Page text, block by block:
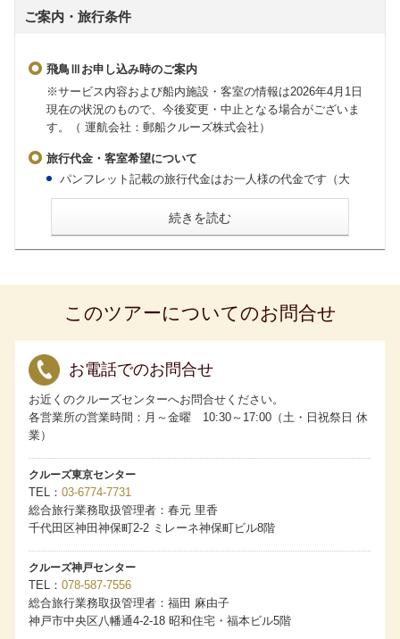
ご案内・旅行条件
飛鳥Ⅲお申し込み時のご案内
※サービス内容および船内施設・客室の情報は2026年4月1日
現在の状況のもので、今後変更・中止となる場合がございま
す。（ 運航会社：郵船クルーズ株式会社）
旅行代金・客室希望について
パンフレット記載の旅行代金はお一人様の代金です（大
会員であることが条件です。お申し込みの際には「My
ASUKA CLUB」会員番号をお知らせください。
食事のご用意はございますが、粉ミルク、離乳食、アレル
お一人様でご利用いただける客室には限りがございます。
相部屋は承っていません。
客室の3人および4人利用について
人利用が可能です。
・グランドペントハウス、キャプテンズスイート、パノラ
マスイートはスタッキングベッドを使用して3人利用が可能
です。
・アスカスイート、一部のミッドシップスイートは備え付
わらず当該クルーズのアスカバルコニーDの2名1室利用時の
お一人様分の旅行代金となります。
客室番号のご希望について
・ペントハウスクラス、スイートクラス：すべてのクルー
ズにてフルクルーズ（全区間）をご予約の場合、ご希望を
お預かりします。
ーズ（全区間）をご予約の場合、ご希望をお預かりしま
す。
・ご希望がある場合は、お申し込みの旅行会社および販売
店へお申し出ください。ただし客室番号は乗船券発券時に
最終確定します。ご希望にそえない場合もございます。
・客室番号のご希望が重なった場合は、「My ASUKA
続きを読む
このツアーについてのお問合せ
お電話でのお問合せ
お近くのクルーズセンターへお問合せください。
各営業所の営業時間：月～金曜 10:30～17:00（土・日祝祭日 休
業）
クルーズ東京センター
TEL
03-6774-7731
総合旅行業務取扱管理者：春元 里香
千代田区神田神保町2-2 ミレーネ神保町ビル8階
クルーズ神戸センター
TEL
078-587-7556
総合旅行業務取扱管理者：福田 麻由子
神戸市中央区八幡通4-2-18 昭和住宅・福本ビル5階